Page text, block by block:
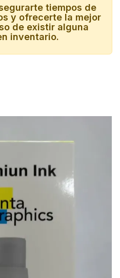
tiempos de
y ofrecerte la mejor
de existir alguna
inventario.